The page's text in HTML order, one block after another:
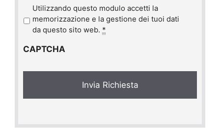
r
a
y
Utilizzando questo modulo accetti la
memorizzazione e la gestione dei tuoi dati
da questo sito web. *
CAPTCHA